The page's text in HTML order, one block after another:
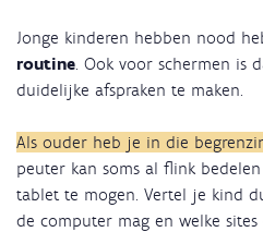
wonderjaren
|
Het
face
experiment
Jonge kinderen hebben nood
routine. Ook voor schermen is
duidelijke afspraken te maken.
Als ouder heb je in die
peuter kan soms al flink
tablet te mogen. Vertel je kind
de computer mag en welke